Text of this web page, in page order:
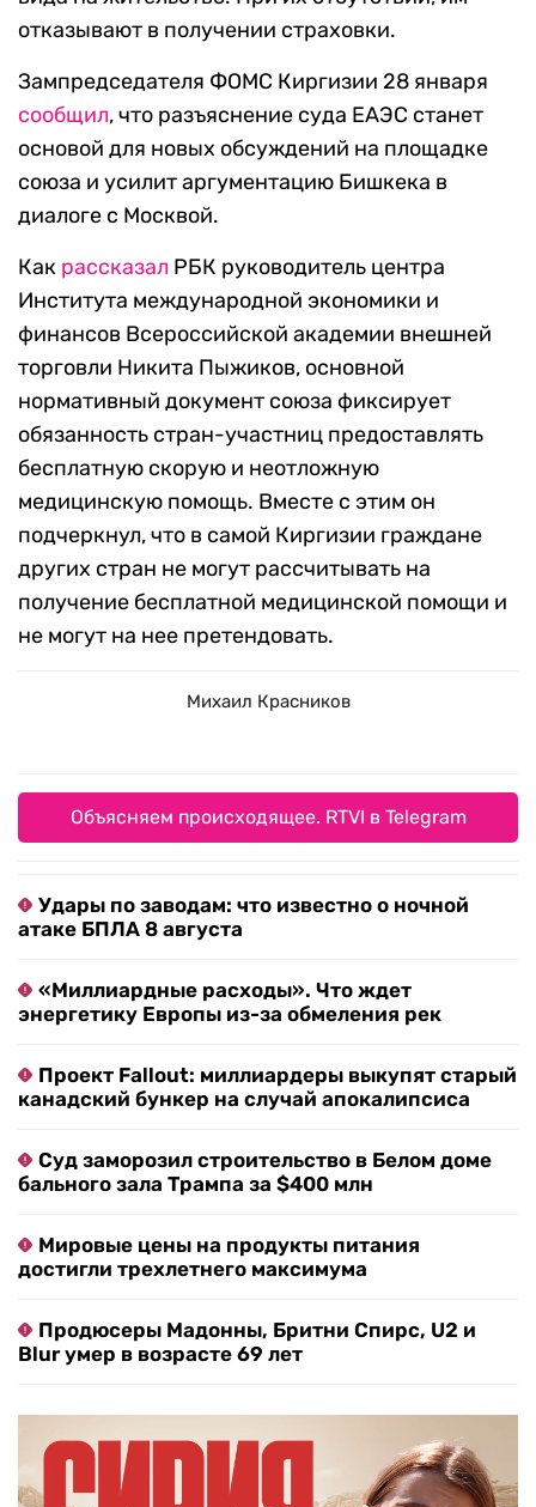
отказывают в получении страховки.
Зампредседателя ФОМС Киргизии 28 января
сообщил, что разъяснение суда ЕАЭС станет
основой для новых обсуждений на площадке
союза и усилит аргументацию Бишкека в
диалоге с Москвой.
Как рассказал РБК руководитель центра
Института международной экономики и
финансов Всероссийской академии внешней
торговли Никита Пыжиков, основной
нормативный документ союза фиксирует
обязанность стран-участниц предоставлять
бесплатную скорую и неотложную
медицинскую помощь. Вместе с этим он
подчеркнул, что в самой Киргизии граждане
других стран не могут рассчитывать на
получение бесплатной медицинской помощи и
не могут на нее претендовать.
Михаил Красников
Объясняем происходящее. RTVI в Telegram
Удары по заводам: что известно о ночной
атаке БПЛА 8 августа
«Миллиардные расходы». Что ждет
энергетику Европы из-за обмеления рек
Проект Fallout: миллиардеры выкупят старый
канадский бункер на случай апокалипсиса
Суд заморозил строительство в Белом доме
бального зала Трампа за $400 млн
Мировые цены на продукты питания
достигли трехлетнего максимума
Продюсеры Мадонны, Бритни Спирс, U2 и
Blur умер в возрасте 69 лет